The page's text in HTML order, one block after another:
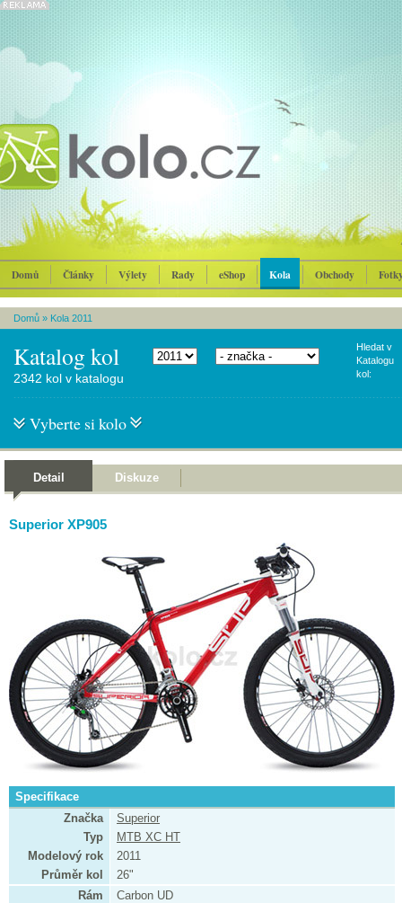
Domů Články Výlety Rady eShop Kola Obchody
Domů » Kola 2011
Katalog kol
Hledat v
Katalogu
kol:
2342 kol v katalogu
Vyberte si kolo
Detail Diskuze
Superior XP905
Specifikace
Značka
Superior
Typ
MTB XC HT
Modelový rok
2011
Průměr kol
26"
Rám
Carbon UD